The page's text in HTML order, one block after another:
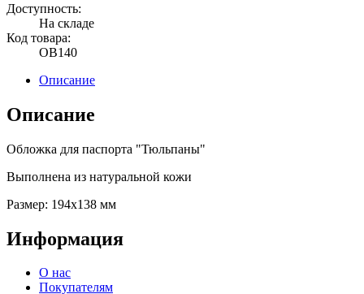
Доступность:
На складе
Код товара:
OB140
Описание
Описание
Обложка для паспорта "Тюльпаны"
Выполнена из натуральной кожи
Размер: 194x138 мм
Информация
О нас
Покупателям